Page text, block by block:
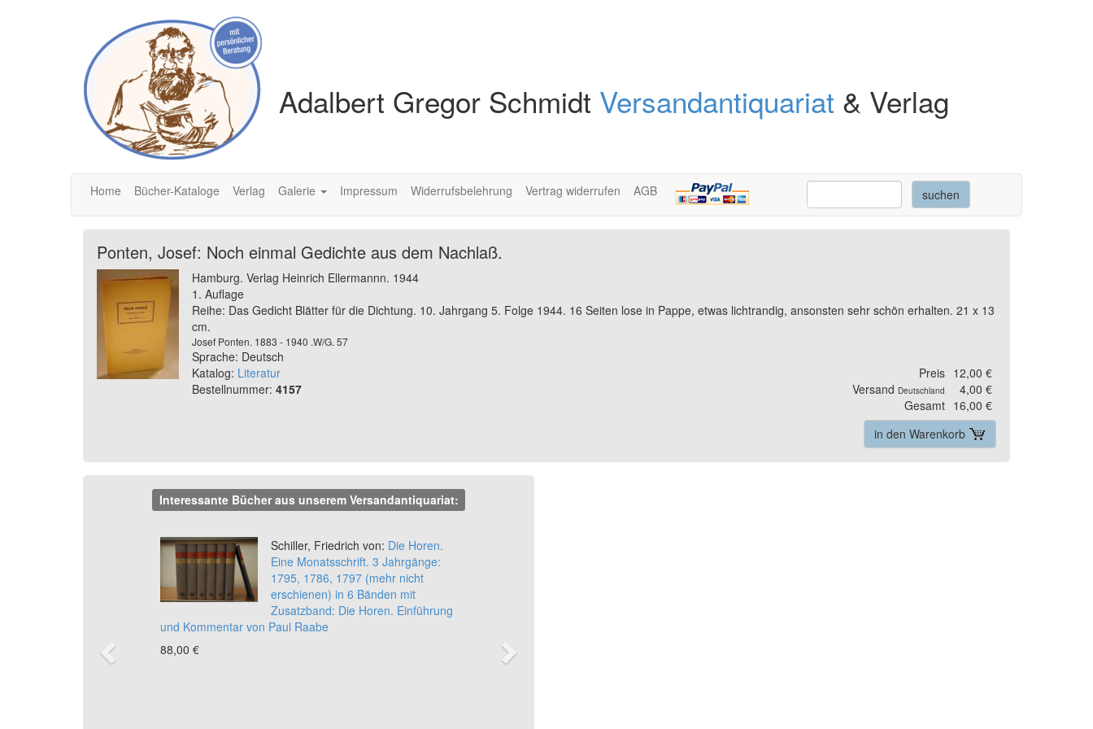
Adalbert Gregor Schmidt Versandantiquariat & Verlag
Home Bücher-Kataloge Verlag Galerie Impressum Widerrufsbelehrung Vertrag widerrufen AGB
Ponten, Josef: Noch einmal Gedichte aus dem Nachlaß.
Hamburg. Verlag Heinrich Ellermannn. 1944
1. Auflage
Reihe: Das Gedicht Blätter für die Dichtung. 10. Jahrgang 5. Folge 1944. 16 Seiten lose in Pappe, etwas lichtrandig, ansonsten sehr schön erhalten. 21 x 13
cm.
Josef Ponten. 1883 - 1940 .W/G. 57
Sprache: Deutsch
Katalog: Literatur
Bestellnummer: 4157
Preis 12,00 €
Versand Deutschland
4,00 €
Gesamt 16,00 €
in den Warenkorb
Interessante Bücher aus unserem Versandantiquariat:
Schiller, Friedrich von: Die Horen.
Eine Monatsschrift. 3 Jahrgänge:
1795, 1786, 1797 (mehr nicht
erschienen) in 6 Bänden mit
Zusatzband: Die Horen. Einführung
und Kommentar von Paul Raabe
88,00 €
Previous